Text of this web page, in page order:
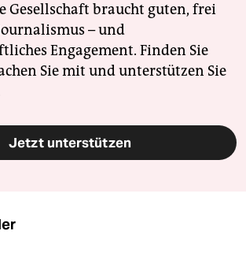
Gesellschaft braucht guten, frei
– und
Engagement. Finden Sie
Sie mit und unterstützen Sie
Jetzt unterstützen